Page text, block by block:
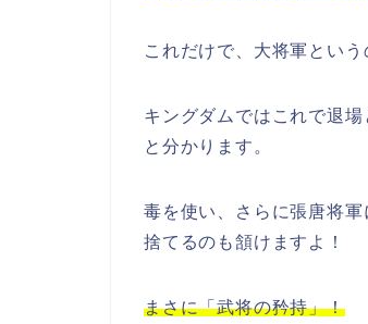
これだけで、大将軍という
キングダムではこれで退
と分かります。
毒を使い、さらに張唐将
捨てるのも頷けますよ！
まさに「武将の矜持」！